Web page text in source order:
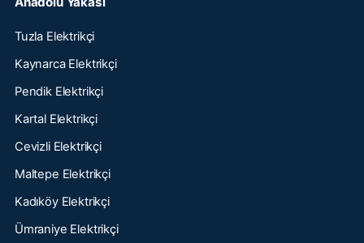
Tuzla Elektrikçi
Kaynarca Elektrikçi
Pendik Elektrikçi
Kartal Elektrikçi
Cevizli Elektrikçi
Maltepe Elektrikçi
Kadıköy Elektrikçi
Ümraniye Elektrikçi